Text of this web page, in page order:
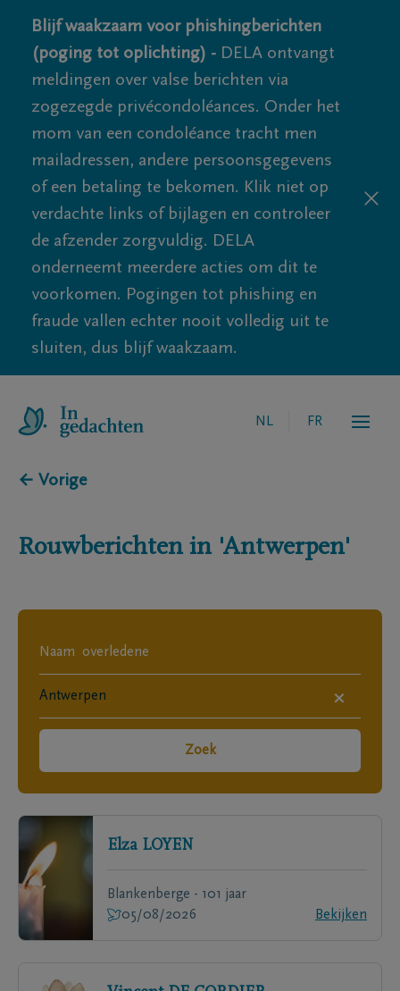
Blijf waakzaam voor phishingberichten
(poging tot oplichting) - DELA ontvangt
meldingen over valse berichten via
zogezegde privécondoléances. Onder het
mom van een condoléance tracht men
mailadressen, andere persoonsgegevens
of een betaling te bekomen. Klik niet op
verdachte links of bijlagen en controleer
de afzender zorgvuldig. DELA
onderneemt meerdere acties om dit te
voorkomen. Pogingen tot phishing en
fraude vallen echter nooit volledig uit te
sluiten, dus blijf waakzaam.
NL FR
← Vorige
Rouwberichten in 'Antwerpen'
×
Zoek
Elza LOYEN
Blankenberge - 101 jaar
05/08/2026
Bekijken